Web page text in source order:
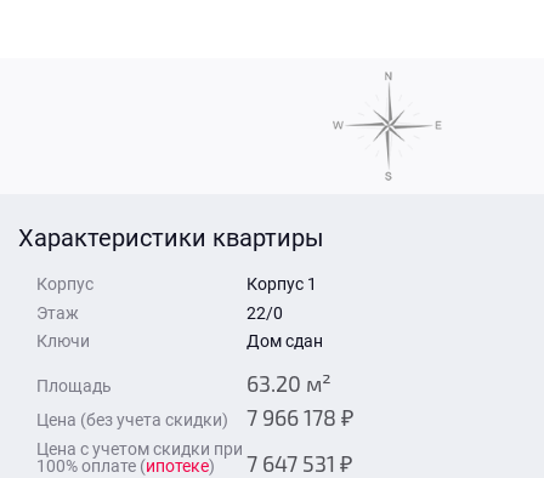
Характеристики квартиры
Корпус
Корпус 1
Этаж
22/0
Ключи
Дом сдан
Площадь 63.20 м²
Цена (без учета скидки) 7 966 178 ₽
Цена с учетом скидки при
100% оплате (ипотеке) 7 647 531 ₽
Время для звонка
Отправить